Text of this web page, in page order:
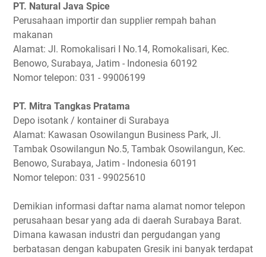
PT. Natural Java Spice
Perusahaan importir dan supplier rempah bahan
makanan
Alamat: Jl. Romokalisari I No.14, Romokalisari, Kec.
Benowo, Surabaya, Jatim - Indonesia 60192
Nomor telepon: 031 - 99006199
PT. Mitra Tangkas Pratama
Depo isotank / kontainer di Surabaya
Alamat: Kawasan Osowilangun Business Park, Jl.
Tambak Osowilangun No.5, Tambak Osowilangun, Kec.
Benowo, Surabaya, Jatim - Indonesia 60191
Nomor telepon: 031 - 99025610
Demikian informasi daftar nama alamat nomor telepon
perusahaan besar yang ada di daerah Surabaya Barat.
Dimana kawasan industri dan pergudangan yang
berbatasan dengan kabupaten Gresik ini banyak terdapat